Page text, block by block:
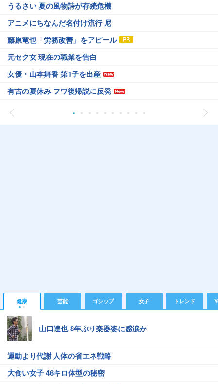
うるさい 夏の風物詩が存続危機
アニメにちなんだ名付け流行 尼
藤原竜也「労務改善」をアピール
元セク女 現在の職業を告白
女優・山本舞香 第1子を出産
有吉の夏休み フワ復帰説に反発
健康 芸能 ゴシップ 女子 トレンド
山口達也 8年ぶり楽器姿に感涙か
運動より代謝 人体の省エネ戦略
大食い女子 46キロ体型の秘密